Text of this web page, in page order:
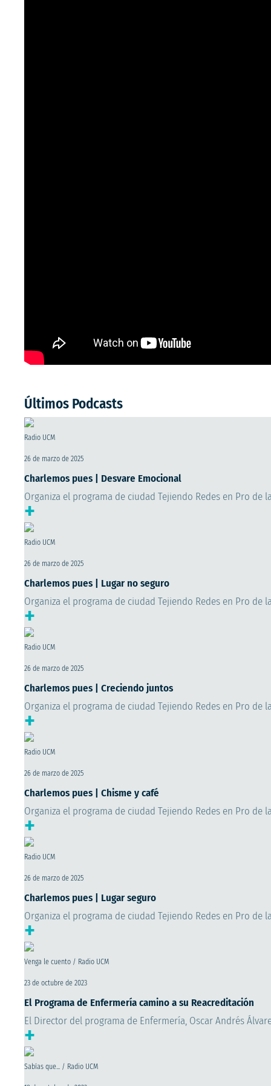
Últimos Podcasts
Radio UCM
26 de marzo de 2025
Charlemos pues | Desvare Emocional
Organiza el programa de ciudad Tejiendo Redes en Pro de
+
Radio UCM
26 de marzo de 2025
Charlemos pues | Lugar no seguro
Organiza el programa de ciudad Tejiendo Redes en Pro de
+
Radio UCM
26 de marzo de 2025
Charlemos pues | Creciendo juntos
Organiza el programa de ciudad Tejiendo Redes en Pro de
+
Radio UCM
26 de marzo de 2025
Charlemos pues | Chisme y café
Organiza el programa de ciudad Tejiendo Redes en Pro de
+
Radio UCM
26 de marzo de 2025
Charlemos pues | Lugar seguro
Organiza el programa de ciudad Tejiendo Redes en Pro de
+
Venga le cuento / Radio UCM
23 de octubre de 2023
El Programa de Enfermería camino a su Reacreditación
El Director del programa de Enfermería, Oscar Andrés
+
Sabías que... / Radio UCM